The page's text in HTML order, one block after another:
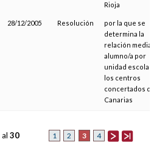
Rioja
28/12/2005 Resolución
por la que se
determina la
relación media
alumno/a por
unidad escolar en
los centros
concertados de
Canarias
1 2 3 4
al 30